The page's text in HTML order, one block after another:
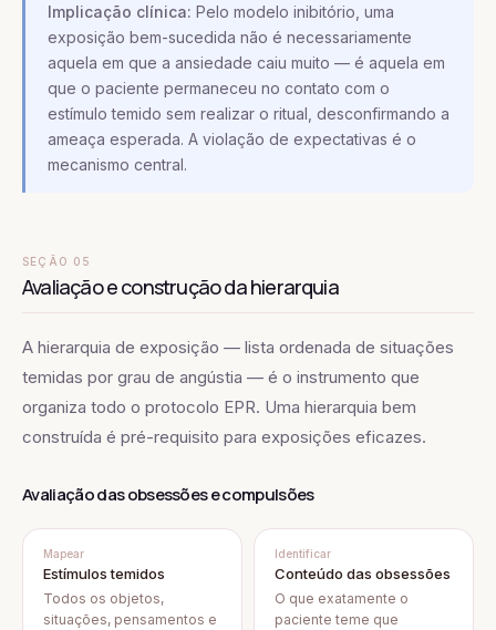
Implicação clínica: Pelo modelo inibitório, uma
exposição bem-sucedida não é necessariamente
aquela em que a ansiedade caiu muito — é aquela em
que o paciente permaneceu no contato com o
estímulo temido sem realizar o ritual, desconfirmando a
ameaça esperada. A violação de expectativas é o
mecanismo central.
SEÇÃO 05
Avaliação e construção da hierarquia
A hierarquia de exposição — lista ordenada de situações
temidas por grau de angústia — é o instrumento que
organiza todo o protocolo EPR. Uma hierarquia bem
construída é pré-requisito para exposições eficazes.
Avaliação das obsessões e compulsões
Mapear
Estímulos temidos
Todos os objetos,
situações, pensamentos e
Identificar
Conteúdo das obsessões
O que exatamente o
paciente teme que